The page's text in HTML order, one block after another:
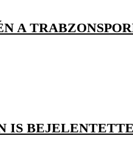
A
IS